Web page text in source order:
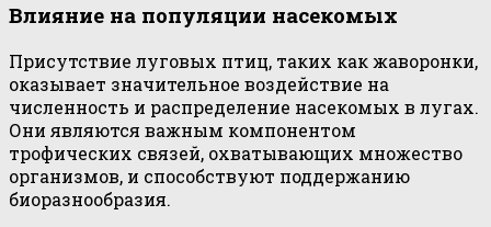
Влияние на популяции насекомых
Присутствие луговых птиц, таких как жаворонки,
оказывает значительное воздействие на
численность и распределение насекомых в лугах.
Они являются важным компонентом
трофических связей, охватывающих множество
организмов, и способствуют поддержанию
биоразнообразия.